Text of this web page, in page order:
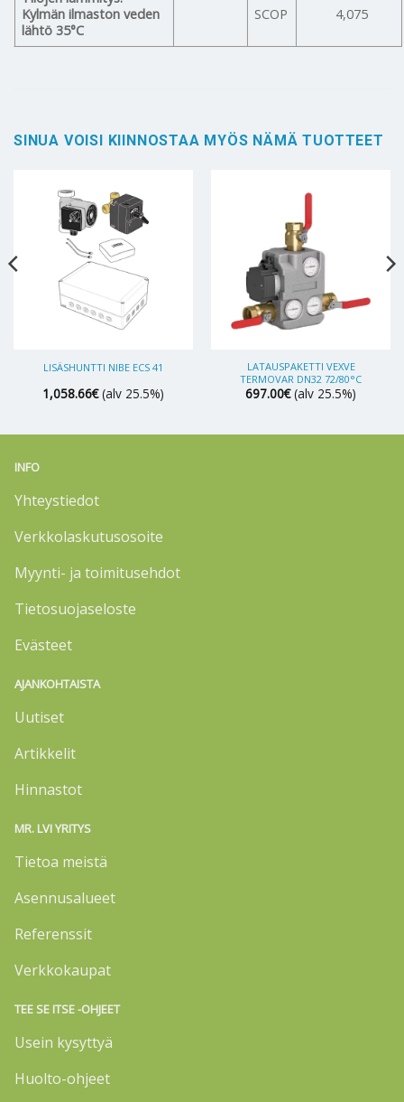
Kylmän ilmaston veden
lähtö 35°C
SCOP 4,075
SINUA VOISI KIINNOSTAA MYÖS NÄMÄ TUOTTEET
LISÄSHUNTTI NIBE ECS 41
1,058.66€ (alv 25.5%)
LATAUSPAKETTI VEXVE
TERMOVAR DN32 72/80°C
697.00€ (alv 25.5%)
INFO
Yhteystiedot
Verkkolaskutusosoite
Myynti- ja toimitusehdot
Tietosuojaseloste
Evästeet
AJANKOHTAISTA
Uutiset
Artikkelit
Hinnastot
MR. LVI YRITYS
Tietoa meistä
Asennusalueet
Referenssit
Verkkokaupat
TEE SE ITSE -OHJEET
Usein kysyttyä
Huolto-ohjeet